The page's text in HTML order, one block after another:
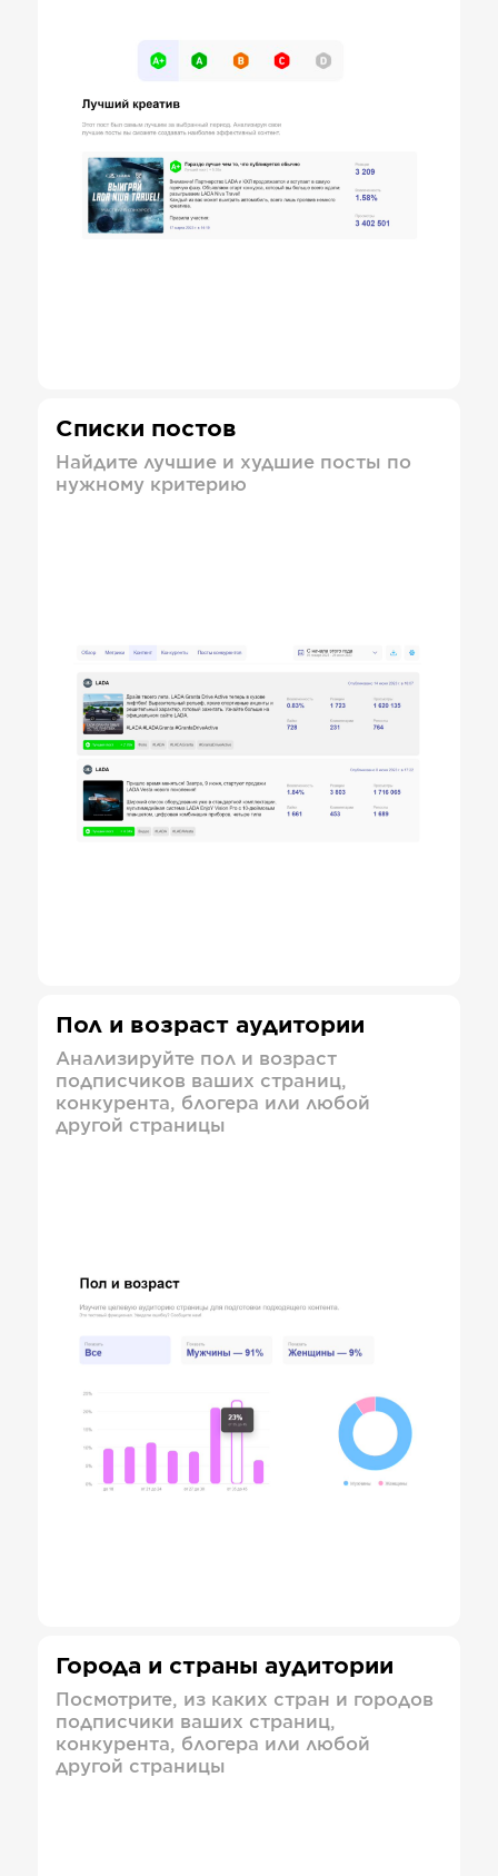
Списки постов
Найдите лучшие и худшие посты по
нужному критерию
Пол и возраст аудитории
Анализируйте пол и возраст
подписчиков ваших страниц,
конкурента, блогера или любой
другой страницы
Города и страны аудитории
Посмотрите, из каких стран и городов
подписчики ваших страниц,
конкурента, блогера или любой
другой страницы